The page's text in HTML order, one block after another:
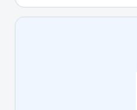
деректердің…